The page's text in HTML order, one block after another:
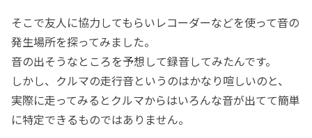
そこで友人に協力してもらいレコーダーなどを使って音の
発生場所を探ってみました。
音の出そうなところを予想して録音してみたんです。
しかし、クルマの走行音というのはかなり喧しいのと、
実際に走ってみるとクルマからはいろんな音が出てて簡単
に特定できるものではありません。